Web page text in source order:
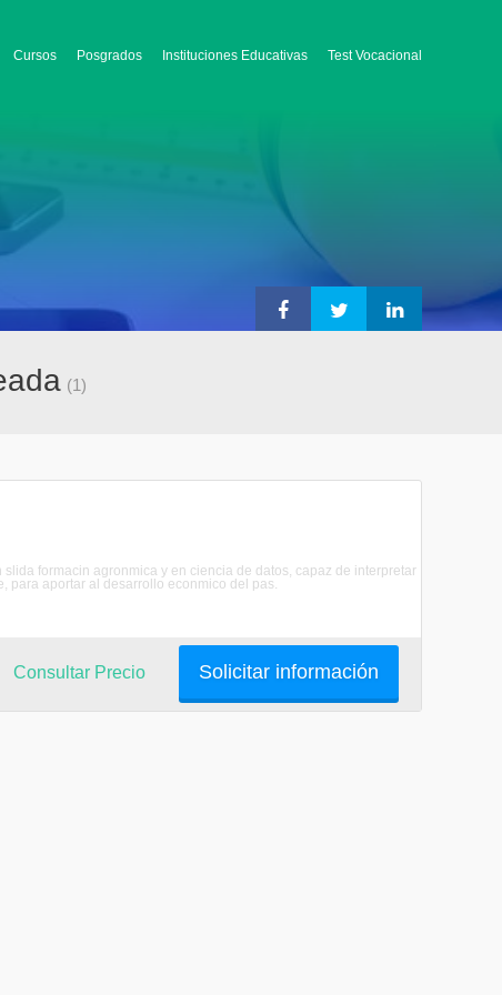
Cursos Posgrados Instituciones Educativas Test Vocacional
(1)
formacin agronmica y en ciencia de datos, capaz de interpretar
para aportar al desarrollo econmico del pas.
Solicitar información
Consultar Precio